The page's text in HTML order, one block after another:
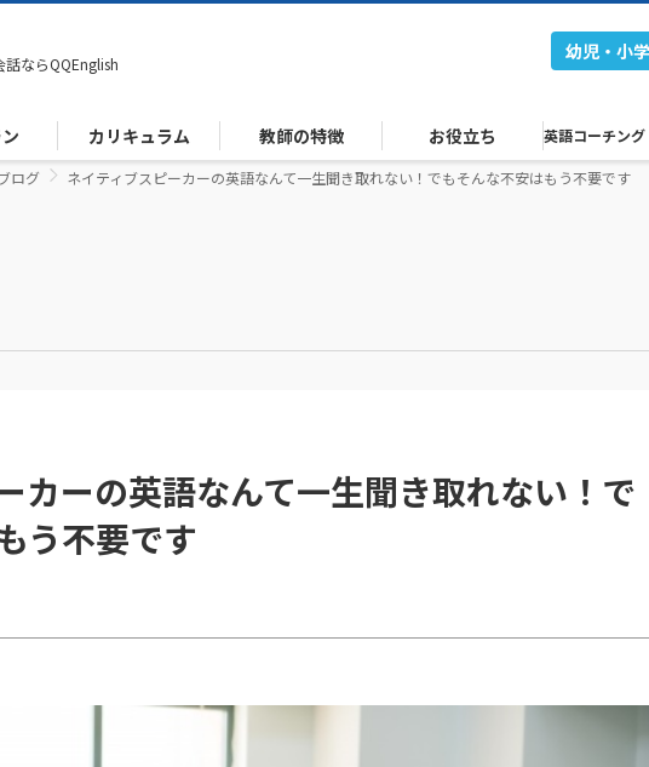
話ならQQEnglish
幼児・小
カリキュラム 教師の特徴 お役立ち 英語コーチング
ログ ネイティブスピーカーの英語なんて一生聞き取れない！でもそんな不安はもう不要です
カーの英語なんて一生聞き取れない！で
う不要です